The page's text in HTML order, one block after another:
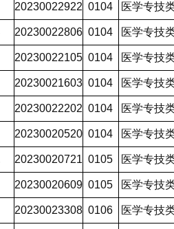
20230022922 0104 医学专技
20230022806 0104 医学专技
20230022105 0104 医学专技
20230021603 0104 医学专技
20230022202 0104 医学专技
20230020520 0104 医学专技
20230020721 0105 医学专技
20230020609 0105 医学专技
20230023308 0106 医学专技